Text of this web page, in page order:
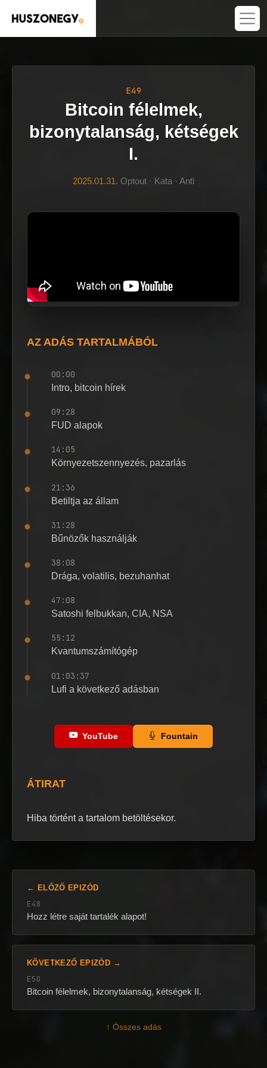
E49
Bitcoin félelmek,
bizonytalanság, kétségek
I.
2025.01.31. Optout · Kata · Anti
AZ ADÁS TARTALMÁBÓL
00:00
Intro, bitcoin hírek
09:28
FUD alapok
14:05
Környezetszennyezés, pazarlás
21:36
Betiltja az állam
31:28
Bűnözők használják
38:08
Drága, volatilis, bezuhanhat
47:08
Satoshi felbukkan, CIA, NSA
55:12
Kvantumszámítógép
01:03:37
Lufi a következő adásban
YouTube Fountain
ÁTIRAT
Hiba történt a tartalom betöltésekor.
← ELŐZŐ EPIZÓD
E48
Hozz létre saját tartalék alapot!
KÖVETKEZŐ EPIZÓD →
E50
Bitcoin félelmek, bizonytalanság, kétségek II.
↑ Összes adás